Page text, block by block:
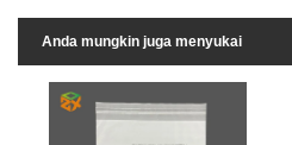
Anda mungkin juga menyukai